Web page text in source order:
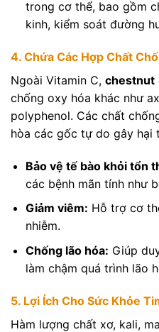
trong cơ thể, bao gồm
kinh, kiểm soát đường
4. Chứa Các Hợp Chất
Ngoài Vitamin C, chestnut
chống oxy hóa khác như
polyphenol. Các chất
hòa các gốc tự do gây hại
Bảo vệ tế bào khỏi tổn
các bệnh mãn tính như
Giảm viêm: Hỗ trợ cơ
nhiễm.
Chống lão hóa: Giúp
làm chậm quá trình lão
5. Lợi Ích Cho Sức Khỏe
Hàm lượng chất xơ, kali,